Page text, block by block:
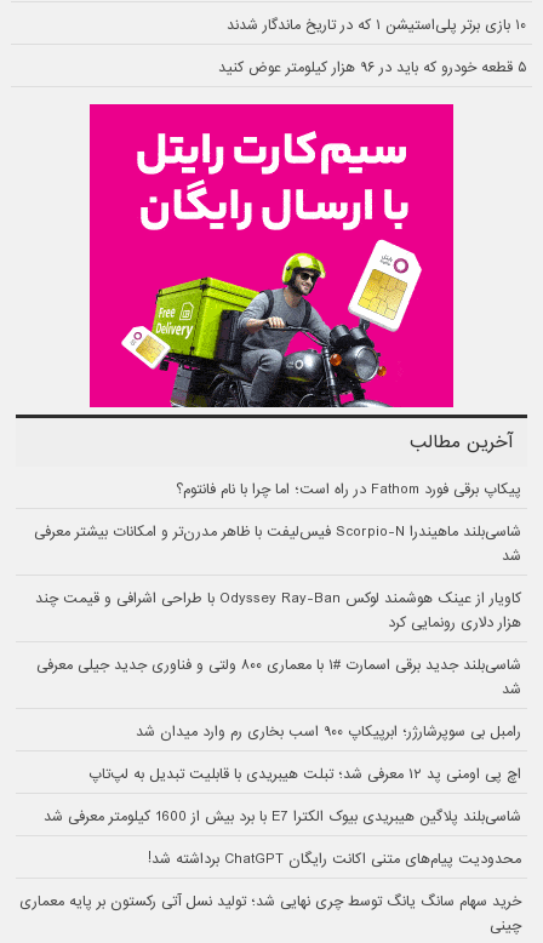
۱۰ بازی برتر پلی‌استیشن ۱ که در تاریخ ماندگار شدند
۵ قطعه خودرو که باید در ۹۶ هزار کیلومتر عوض کنید
آخرین مطالب
پیکاپ برقی فورد Fathom در راه است؛ اما چرا با نام فانتوم؟
شاسی‌بلند ماهیندرا Scorpio-N فیس‌لیفت با ظاهر مدرن‌تر و امکانات بیشتر معرفی
شد
کاویار از عینک هوشمند لوکس Odyssey Ray-Ban با طراحی اشرافی و قیمت چند
هزار دلاری رونمایی کرد
شاسی‌بلند جدید برقی اسمارت #۱ با معماری ۸۰۰ ولتی و فناوری جدید جیلی معرفی
شد
رامبل بی سوپرشارژر؛ ابرپیکاپ ۹۰۰ اسب بخاری رم وارد میدان شد
اچ پی اومنی پد ۱۲ معرفی شد؛ تبلت هیبریدی با قابلیت تبدیل به لپ‌تاپ
شاسی‌بلند پلاگین هیبریدی بیوک الکترا E7 با برد بیش از 1600 کیلومتر معرفی شد
محدودیت پیام‌های متنی اکانت رایگان ChatGPT برداشته شد!
خرید سهام سانگ‌ یانگ توسط چری نهایی شد؛ تولید نسل آتی رکستون بر پایه معماری
چینی